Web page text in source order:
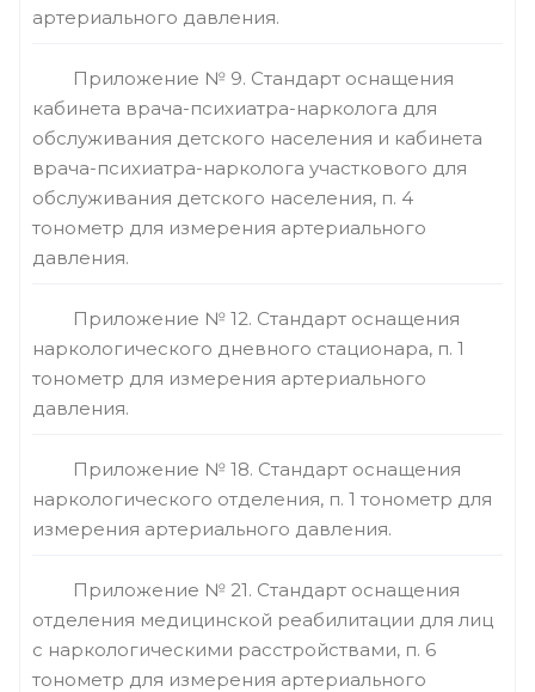
артериального давления.
Приложение № 9. Стандарт оснащения
кабинета врача-психиатра-нарколога для
обслуживания детского населения и кабинета
врача-психиатра-нарколога участкового для
обслуживания детского населения, п. 4
тонометр для измерения артериального
давления.
Приложение № 12. Стандарт оснащения
наркологического дневного стационара, п. 1
тонометр для измерения артериального
давления.
Приложение № 18. Стандарт оснащения
наркологического отделения, п. 1 тонометр для
измерения артериального давления.
Приложение № 21. Стандарт оснащения
отделения медицинской реабилитации для лиц
с наркологическими расстройствами, п. 6
тонометр для измерения артериального